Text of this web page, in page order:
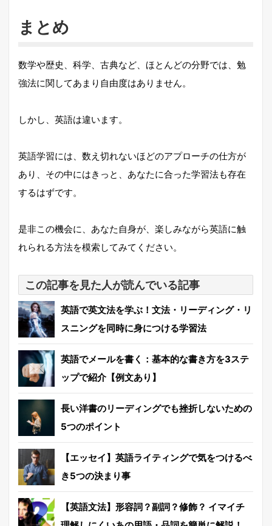
まとめ
数学や歴史、科学、古典など、ほとんどの分野では、勉
強法に関してあまり自由度はありません。
しかし、英語は違います。
英語学習には、数え切れないほどのアプローチの仕方が
あり、その中にはきっと、あなたに合った学習法も存在
するはずです。
是非この機会に、あなた自身が、楽しみながら英語に触
れられる方法を模索してみてください。
この記事を見た人が読んでいる記事
英語で英文法を学ぶ！文法・リーディング・リ
スニングを同時に身につける学習法
英語でメールを書く：基本的な書き方を3ステ
ップで紹介【例文あり】
長い洋書のリーディングでも挫折しないための
5つのポイント
【エッセイ】英語ライティングで気をつけるべ
き5つの決まり事
【英語文法】形容詞？副詞？修飾？ イマイチ